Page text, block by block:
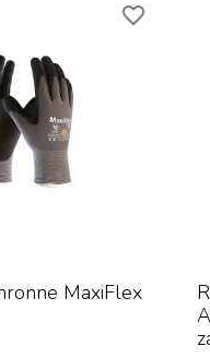
favorite_border
MaxiFlex